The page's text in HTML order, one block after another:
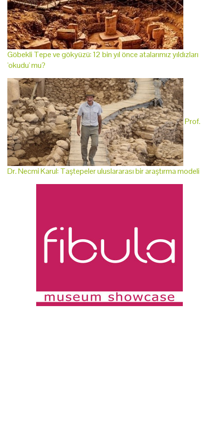
Göbekli Tepe ve gökyüzü: 12 bin yıl önce atalarımız yıldızları
'okudu' mu?
Prof.
Dr. Necmi Karul: Taştepeler uluslararası bir araştırma modeli